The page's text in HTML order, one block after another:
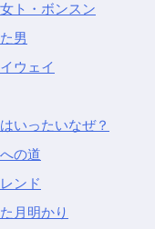
ト・ボンスン
男
ウェイ
いったいなぜ？
の道
ンド
月明かり